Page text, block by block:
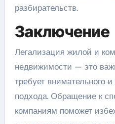
разбирательств.
Заключение
Легализация жилой и
недвижимости — это
требует внимательного
подхода. Обращение к
компаниям поможет